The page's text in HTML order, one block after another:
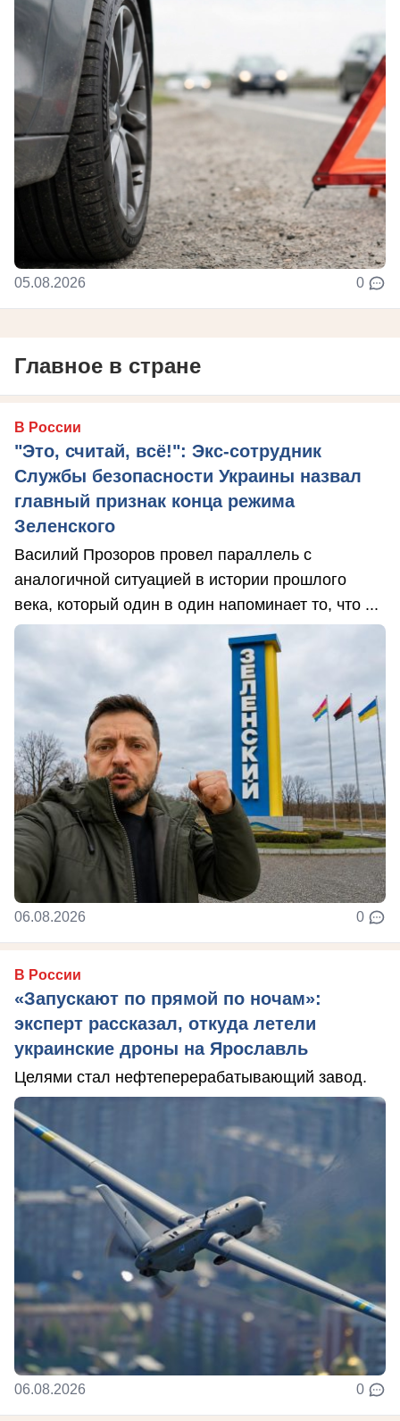
05.08.2026 0
Главное в стране
В России
"Это, считай, всё!": Экс-сотрудник
Службы безопасности Украины назвал
главный признак конца режима
Зеленского
Василий Прозоров провел параллель с
аналогичной ситуацией в истории прошлого
века, который один в один напоминает то, что ...
06.08.2026 0
В России
«Запускают по прямой по ночам»:
эксперт рассказал, откуда летели
украинские дроны на Ярославль
Целями стал нефтеперерабатывающий завод.
06.08.2026 0